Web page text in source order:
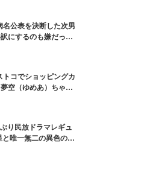
響
名公表を決断した次男
にするのも嫌だっ
トコでショッピングカ
空（ゆめあ）ちゃん
」の声
り民放ドラマレギュ
唯一無二の異色のバ